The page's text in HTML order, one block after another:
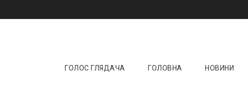
ktoday.com.ua
ГОЛОС ГЛЯДАЧА ГОЛОВНА НОВИНИ